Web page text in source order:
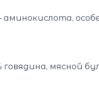
мясной